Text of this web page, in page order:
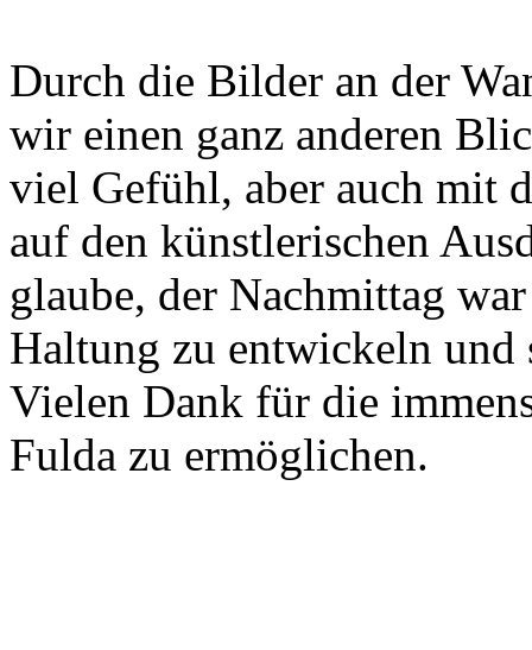
Durch die Bilder an der
wir einen ganz anderen
viel Gefühl, aber auch mit
auf den künstlerischen
glaube, der Nachmittag
Haltung zu entwickeln
Vielen Dank für die
Fulda zu ermöglichen.